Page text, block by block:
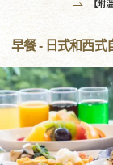
【附
早餐 - 日式和西式